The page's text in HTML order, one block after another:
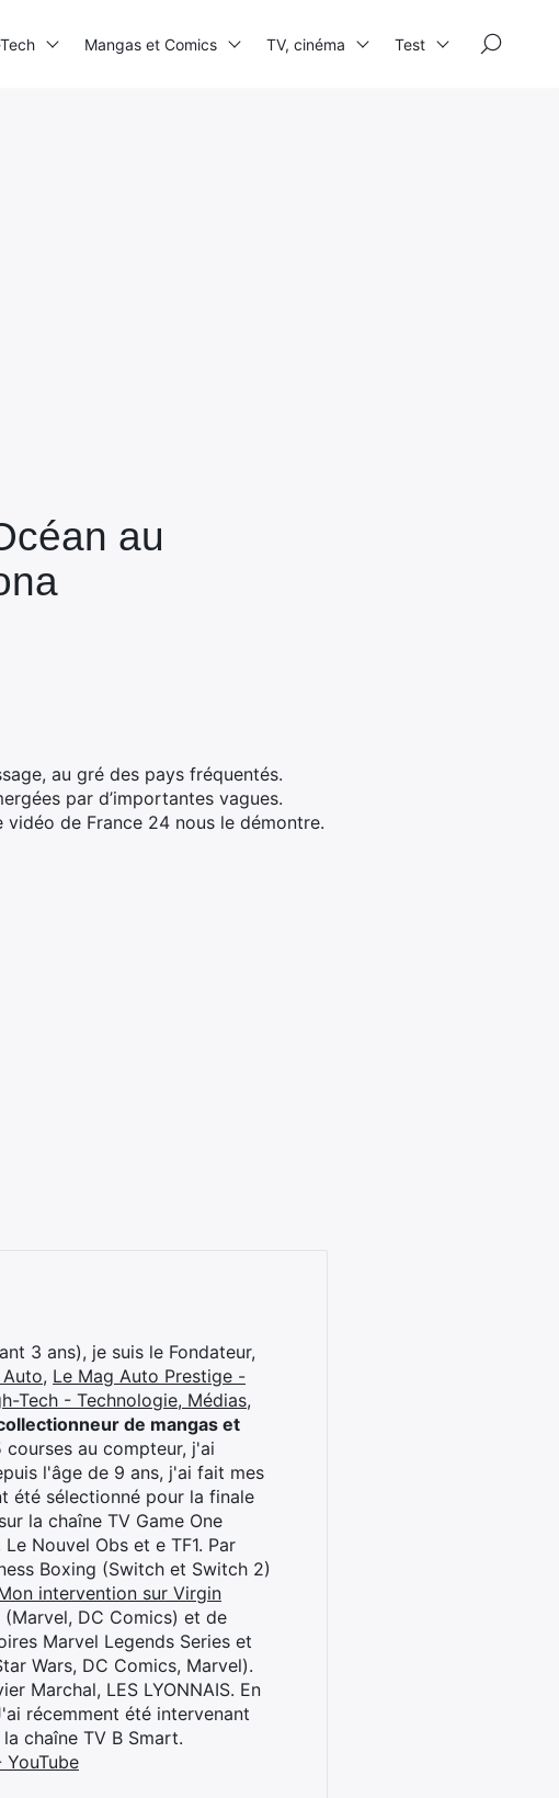
au
au gré des pays fréquentés.
par d’importantes vagues.
de France 24 nous le démontre.
3 ans), je suis le Fondateur,
, Le Mag Auto Prestige -
Tech - Technologie, Médias,
de mangas et
au compteur, j'ai
l'âge de 9 ans, j'ai fait mes
été sélectionné pour la finale
la chaîne TV Game One
Nouvel Obs et e TF1. Par
Boxing (Switch et Switch 2)
intervention sur Virgin
DC Comics) et de
Marvel Legends Series et
Wars, DC Comics, Marvel).
Marchal, LES LYONNAIS. En
récemment été intervenant
chaîne TV B Smart.
YouTube
Mangas et Comics TV, cinéma Test